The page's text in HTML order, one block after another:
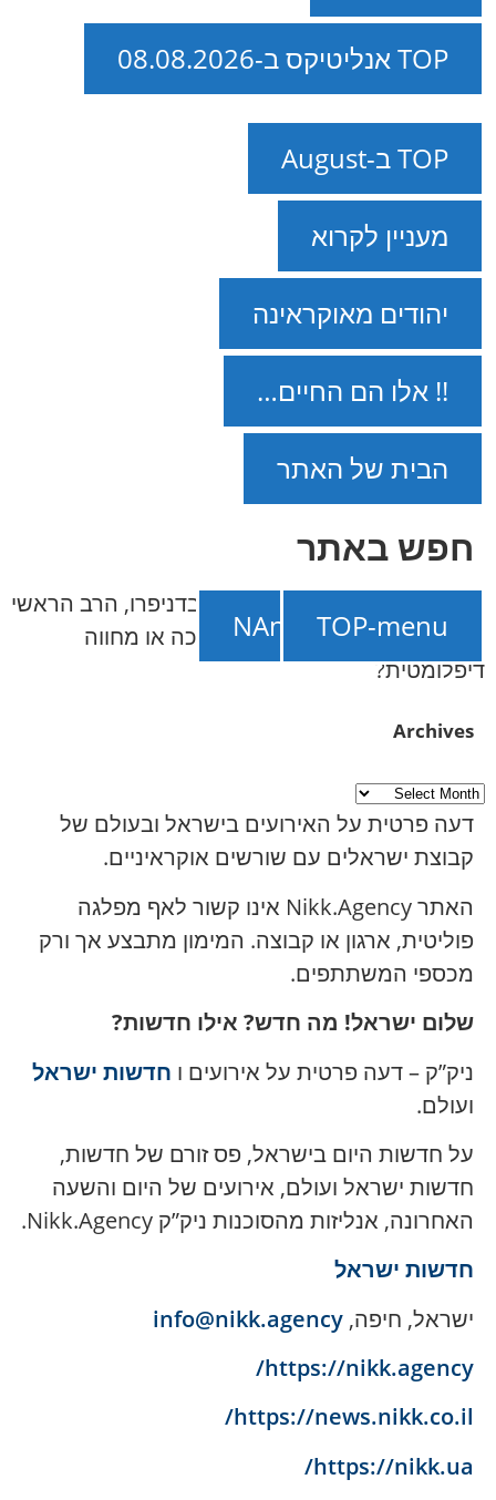
TOP אנליטיקס ב-08.08.2026
TOP ב-August
מעניין לקרוא
יהודים מאוקראינה
!! אלו הם החיים…
הבית של האתר
חפש באתר
בדניפרו, הרב הראשי
לישראל ושר הדתות: סמל לתמיכה או מחווה
דיפלומטית?
Archives
דעה פרטית על האירועים בישראל ובעולם של
קבוצת ישראלים עם שורשים אוקראיניים.
האתר Nikk.Agency אינו קשור לאף מפלגה
פוליטית, ארגון או קבוצה. המימון מתבצע אך ורק
מכספי המשתתפים.
שלום ישראל! מה חדש? אילו חדשות?
ניק”ק – דעה פרטית על אירועים ו חדשות ישראל
ועולם.
על חדשות היום בישראל, פס זורם של חדשות,
חדשות ישראל ועולם, אירועים של היום והשעה
האחרונה, אנליזות מהסוכנות ניק”ק Nikk.Agency.
חדשות ישראל
ישראל, חיפה, info@nikk.agency
https://nikk.agency/
https://news.nikk.co.il/
https://nikk.ua/
תמכו ב-NAnews
TOP-menu